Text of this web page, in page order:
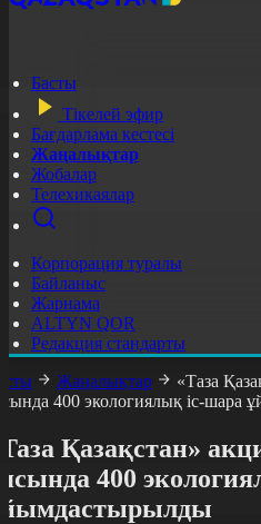
Басты
Тікелей эфир
Бағдарлама кестесі
Жаңалықтар
Жобалар
Телехикаялар
Корпорация туралы
Байланыс
Жарнама
ALTYN QOR
Редакция стандарты
Жаңалықтар
«Таза
400 экологиялық іс-шара
Қазақстан»
400